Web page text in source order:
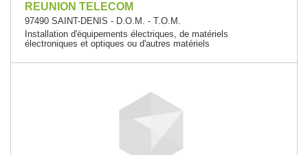
REUNION TELECOM
97490 SAINT-DENIS - D.O.M. - T.O.M.
Installation d'équipements électriques, de matériels
électroniques et optiques ou d'autres matériels